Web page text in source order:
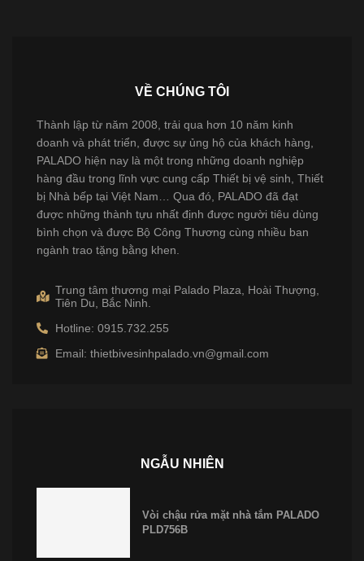
VỀ CHÚNG TÔI
Thành lập từ năm 2008, trải qua hơn 10 năm kinh
doanh và phát triển, được sự ủng hộ của khách hàng,
PALADO hiện nay là một trong những doanh nghiệp
hàng đầu trong lĩnh vực cung cấp Thiết bị vệ sinh, Thiết
bị Nhà bếp tại Việt Nam… Qua đó, PALADO đã đạt
được những thành tựu nhất định được người tiêu dùng
bình chọn và được Bộ Công Thương cùng nhiều ban
ngành trao tặng bằng khen.
Trung tâm thương mại Palado Plaza, Hoài Thượng,
Tiên Du, Bắc Ninh.
Hotline: 0915.732.255
Email: thietbivesinhpalado.vn@gmail.com
NGẪU NHIÊN
Vòi chậu rửa mặt nhà tắm PALADO
PLD756B